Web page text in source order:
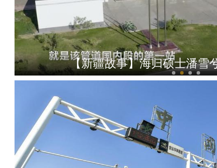
【新疆故事】海归硕士潘雪